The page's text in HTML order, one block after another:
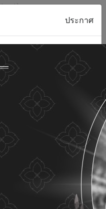
ญต่อข้อมูลส่วนบุคคลของ
ประกาศ